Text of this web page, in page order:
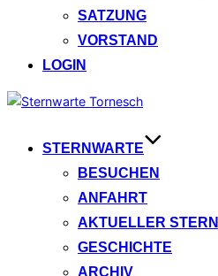
SATZUNG
VORSTAND
LOGIN
Zum
springenSTERNWARTE
BESUCHEN
ANFAHRT
AKTUELLER
GESCHICHTE
ARCHIV